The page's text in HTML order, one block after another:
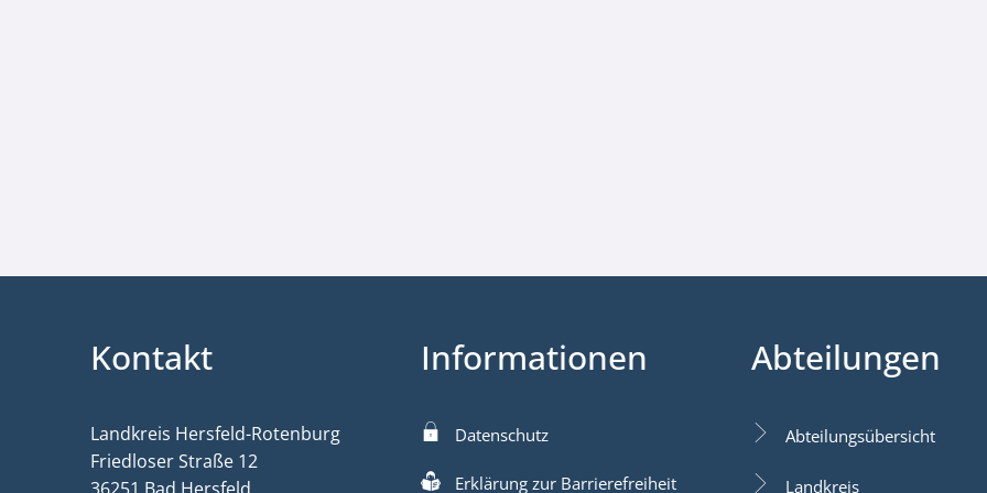
Kontakt
Landkreis Hersfeld-Rotenburg
Friedloser Straße 12
Informationen
Datenschutz
Erklärung zur Barrierefreiheit
Abteilungen
Abteilungsübersicht
Landkreis